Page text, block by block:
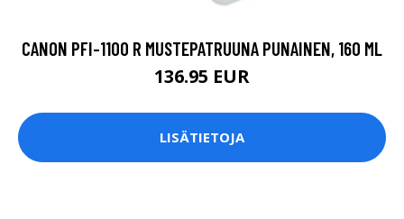
CANON PFI-1100 R MUSTEPATRUUNA PUNAINEN, 160 ML
136.95 EUR
LISÄTIETOJA